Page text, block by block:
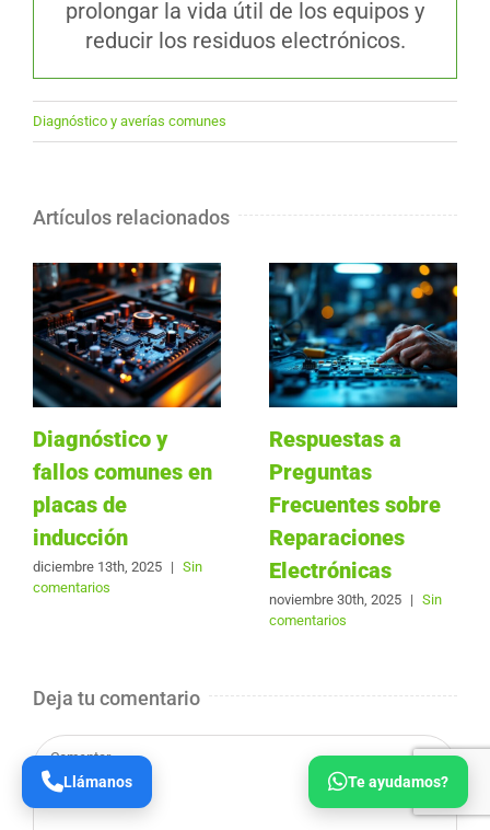
prolongar la vida útil de los equipos y
reducir los residuos electrónicos.
Diagnóstico y averías comunes
Artículos relacionados
Diagnóstico y
fallos comunes en
placas de
inducción
diciembre 13th, 2025 | Sin
comentarios
Respuestas a
Preguntas
Frecuentes sobre
Reparaciones
Electrónicas
noviembre 30th, 2025 | Sin
comentarios
Deja tu comentario
Comentar
Te ayudamos?
Llámanos